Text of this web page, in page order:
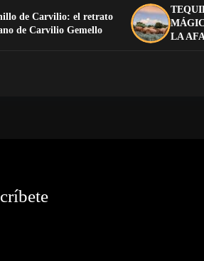
de Carvilio: el retrato
de Carvilio Gemello
LA